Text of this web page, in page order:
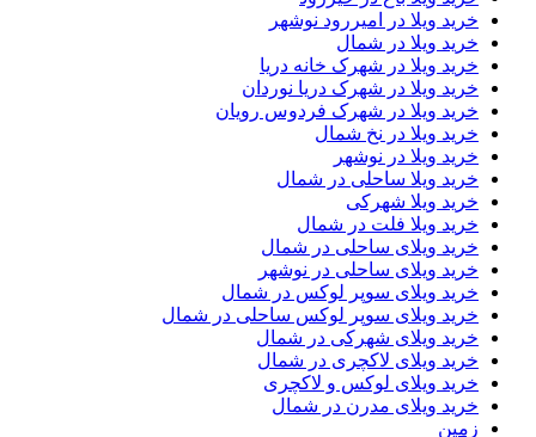
خرید ویلا در امیررود نوشهر
خرید ویلا در شمال
خرید ویلا در شهرک خانه دریا
خرید ویلا در شهرک دریا نوردان
خرید ویلا در شهرک فردوس رویان
خرید ویلا در نخ شمال
خرید ویلا در نوشهر
خرید ویلا ساحلی در شمال
خرید ویلا شهرکی
خرید ویلا فلت در شمال
خرید ویلای ساحلی در شمال
خرید ویلای ساحلی در نوشهر
خرید ویلای سوپر لوکس در شمال
خرید ویلای سوپر لوکس ساحلی در شمال
خرید ویلای شهرکی در شمال
خرید ویلای لاکچری در شمال
خرید ویلای لوکس و لاکچری
خرید ویلای مدرن در شمال
زمین